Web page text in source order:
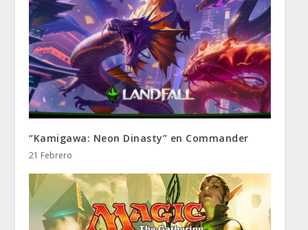
“Kamigawa: Neon Dinasty” en Commander
21 Febrero